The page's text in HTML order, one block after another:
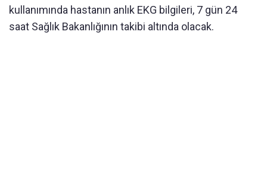
kullanımında hastanın anlık EKG bilgileri, 7 gün 24
saat Sağlık Bakanlığının takibi altında olacak.